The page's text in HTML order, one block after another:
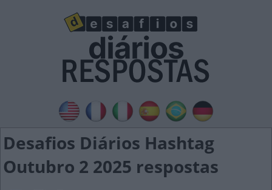
Desafios Diários Hashtag
Outubro 2 2025 respostas